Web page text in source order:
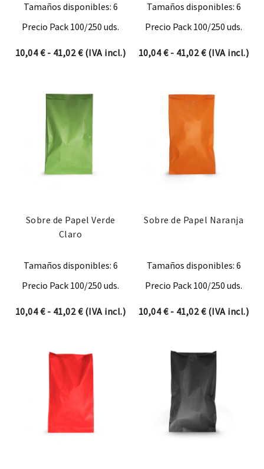
Tamaños disponibles: 6
Precio Pack 100/250 uds.
10,04€ - 41,02€Rango de precios: desde 10,04 € hasta
(IVA incl.)
Tamaños disponibles: 6
Precio Pack 100/250 uds.
10,04€ - 41,02€Rango de
(IVA incl.)
Sobre de Papel Verde
Claro
Tamaños disponibles: 6
Precio Pack 100/250 uds.
10,04€ - 41,02€Rango de precios: desde 10,04 € hasta
(IVA incl.)
Sobre de Papel Naranja
Tamaños disponibles: 6
Precio Pack 100/250 uds.
10,04€ - 41,02€Rango de
(IVA incl.)